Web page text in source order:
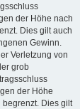
der Höhe nach
Dies gilt auch
Gewinn.
Verletzung von
grob
der Höhe
Dies gilt